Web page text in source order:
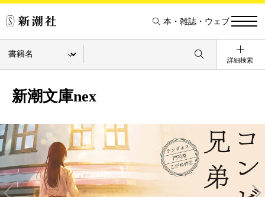
本・雑誌・ウェブ
詳細検索
新潮文庫nex